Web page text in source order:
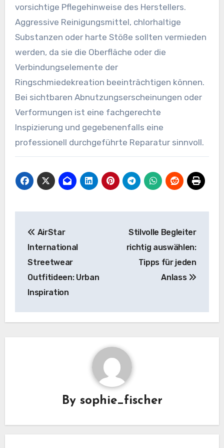
vorsichtige Pflegehinweise des Herstellers.
Aggressive Reinigungsmittel, chlorhaltige
Substanzen oder harte Stöße sollten vermieden
werden, da sie die Oberfläche oder die
Verbindungselemente der
Ringschmiedekreation beeinträchtigen können.
Bei sichtbaren Abnutzungserscheinungen oder
Verformungen ist eine fachgerechte
Inspizierung und gegebenenfalls eine
professionell durchgeführte Reparatur sinnvoll.
navigation
AirStar
International
Streetwear
Outfitideen: Urban
Inspiration
Stilvolle Begleiter
richtig auswählen:
Tipps für jeden
Anlass
By sophie_fischer